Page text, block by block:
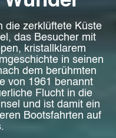
die zerklüftete Küste
das Besucher mit
kristallklarem
in seinen
dem berühmten
von 1961 benannt
Flucht in die
und ist damit ein
Bootsfahrten auf